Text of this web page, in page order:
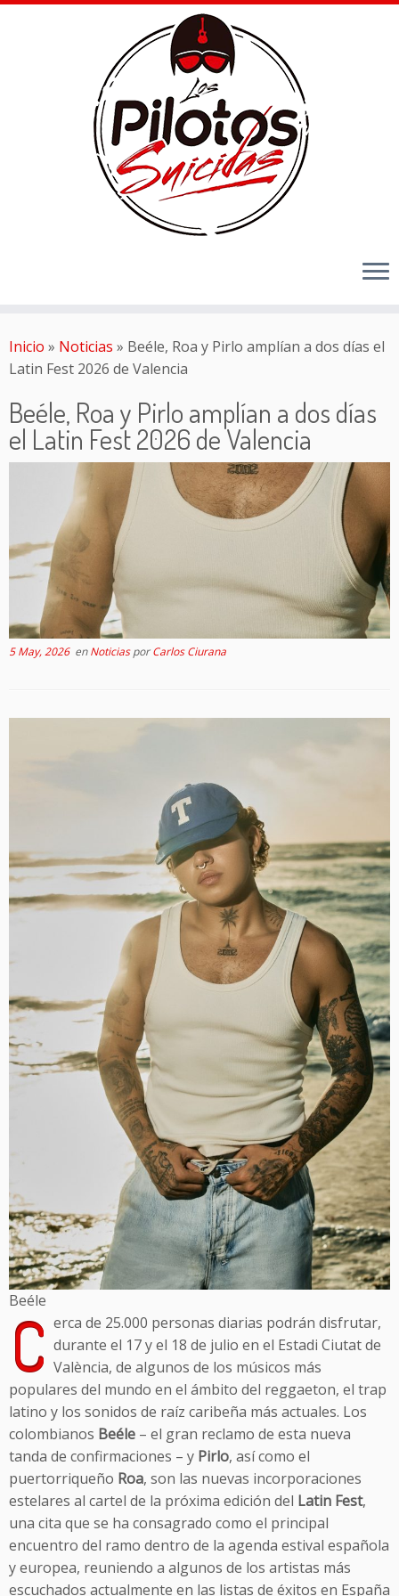
Inicio » Noticias » Beéle, Roa y Pirlo amplían a dos días el
Latin Fest 2026 de Valencia
Beéle, Roa y Pirlo amplían a dos días
el Latin Fest 2026 de Valencia
5 May, 2026enNoticiasporCarlos Ciurana
Beéle
C erca de 25.000 personas diarias podrán disfrutar,
durante el 17 y el 18 de julio en el Estadi Ciutat de
València, de algunos de los músicos más
populares del mundo en el ámbito del reggaeton, el trap
latino y los sonidos de raíz caribeña más actuales. Los
colombianos Beéle – el gran reclamo de esta nueva
tanda de confirmaciones – y Pirlo, así como el
puertorriqueño Roa, son las nuevas incorporaciones
estelares al cartel de la próxima edición del Latin Fest,
una cita que se ha consagrado como el principal
encuentro del ramo dentro de la agenda estival española
y europea, reuniendo a algunos de los artistas más
escuchados actualmente en las listas de éxitos en España